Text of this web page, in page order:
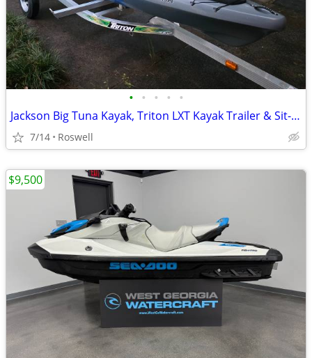
• • • • •
Jackson Big Tuna Kayak, Triton LXT Kayak Trailer & Sit-on-Top Kayak Ca
7/14 Roswell
$9,500